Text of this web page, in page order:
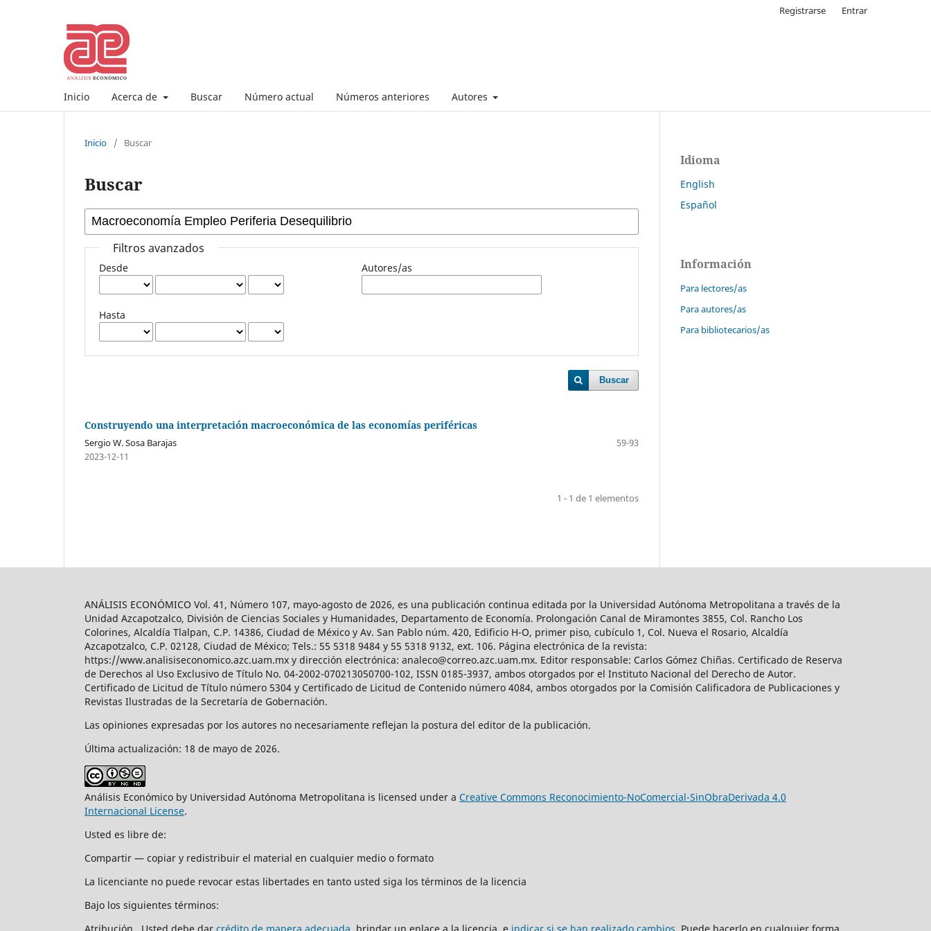
Inicio Acerca de Buscar Número actual Números anteriores Autores
Registrarse Entrar
Inicio / Buscar
Buscar
Filtros avanzados
Desde
Hasta
Autores/as
Buscar
Construyendo una interpretación macroeconómica de las economías periféricas
Sergio W. Sosa Barajas
59-93
2023-12-11
1 - 1 de 1 elementos
Idioma
English
Español
Información
Para lectores/as
Para autores/as
Para bibliotecarios/as
ANÁLISIS ECONÓMICO Vol. 41, Número 107, mayo-agosto de 2026, es una publicación continua editada por la Universidad Autónoma Metropolitana a través de la
Unidad Azcapotzalco, División de Ciencias Sociales y Humanidades, Departamento de Economía. Prolongación Canal de Miramontes 3855, Col. Rancho Los
Colorines, Alcaldía Tlalpan, C.P. 14386, Ciudad de México y Av. San Pablo núm. 420, Edificio H-O, primer piso, cubículo 1, Col. Nueva el Rosario, Alcaldía
Azcapotzalco, C.P. 02128, Ciudad de México; Tels.: 55 5318 9484 y 55 5318 9132, ext. 106. Página electrónica de la revista:
https://www.analisiseconomico.azc.uam.mx y dirección electrónica: analeco@correo.azc.uam.mx. Editor responsable: Carlos Gómez Chiñas. Certificado de Reserva
de Derechos al Uso Exclusivo de Título No. 04-2002-070213050700-102, ISSN 0185-3937, ambos otorgados por el Instituto Nacional del Derecho de Autor.
Certificado de Licitud de Título número 5304 y Certificado de Licitud de Contenido número 4084, ambos otorgados por la Comisión Calificadora de Publicaciones y
Revistas Ilustradas de la Secretaría de Gobernación.
Las opiniones expresadas por los autores no necesariamente reflejan la postura del editor de la publicación.
Última actualización: 18 de mayo de 2026.
Análisis Económico by Universidad Autónoma Metropolitana is licensed under a Creative Commons Reconocimiento-NoComercial-SinObraDerivada 4.0
Internacional License.
Usted es libre de:
Compartir — copiar y redistribuir el material en cualquier medio o formato
La licenciante no puede revocar estas libertades en tanto usted siga los términos de la licencia
Bajo los siguientes términos: